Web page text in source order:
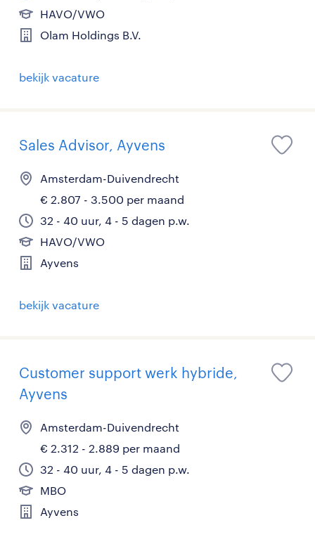
HAVO/VWO
Olam Holdings B.V.
bekijk vacature
Sales Advisor, Ayvens
Amsterdam-Duivendrecht
€ 2.807 - 3.500 per maand
32 - 40 uur, 4 - 5 dagen p.w.
HAVO/VWO
Ayvens
bekijk vacature
Customer support werk hybride,
Ayvens
Amsterdam-Duivendrecht
€ 2.312 - 2.889 per maand
32 - 40 uur, 4 - 5 dagen p.w.
MBO
Ayvens